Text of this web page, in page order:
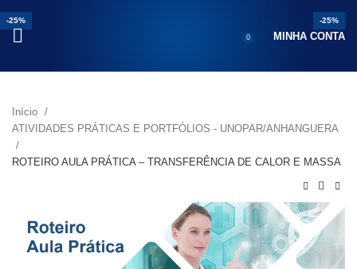
0 MINHA CONTA
Início
ATIVIDADES PRÁTICAS E PORTFÓLIOS - UNOPAR/ANHANGUERA
ROTEIRO AULA PRÁTICA – TRANSFERÊNCIA DE CALOR E MASSA
-25%
-25%
-17%
-25%
-25%
-25%